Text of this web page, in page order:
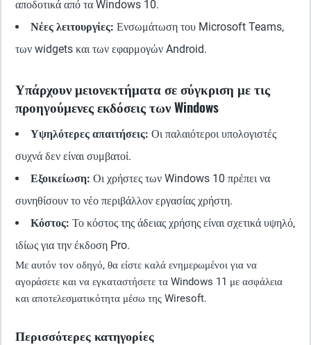
αποδοτικά από τα Windows 10.
Νέες λειτουργίες: Ενσωμάτωση του Microsoft Teams,
των widgets και των εφαρμογών Android.
Υπάρχουν μειονεκτήματα σε σύγκριση με τις
προηγούμενες εκδόσεις των Windows
Υψηλότερες απαιτήσεις: Οι παλαιότεροι υπολογιστές
συχνά δεν είναι συμβατοί.
Εξοικείωση: Οι χρήστες των Windows 10 πρέπει να
συνηθίσουν το νέο περιβάλλον εργασίας χρήστη.
Κόστος: Το κόστος της άδειας χρήσης είναι σχετικά υψηλό,
ιδίως για την έκδοση Pro.
Με αυτόν τον οδηγό, θα είστε καλά ενημερωμένοι για να
αγοράσετε και να εγκαταστήσετε τα Windows 11 με ασφάλεια
και αποτελεσματικότητα μέσω της Wiresoft.
Περισσότερες κατηγορίες